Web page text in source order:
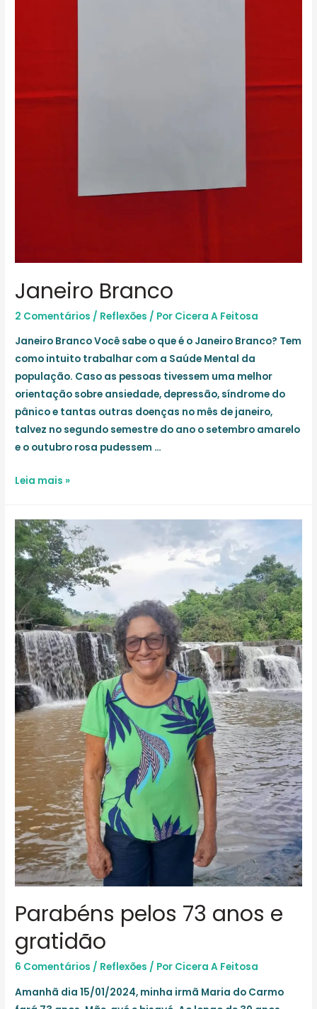
Janeiro Branco
2 Comentários / Reflexões / Por Cicera A Feitosa
Janeiro Branco Você sabe o que é o Janeiro Branco? Tem
como intuito trabalhar com a Saúde Mental da
população. Caso as pessoas tivessem uma melhor
orientação sobre ansiedade, depressão, síndrome do
pânico e tantas outras doenças no mês de janeiro,
talvez no segundo semestre do ano o setembro amarelo
e o outubro rosa pudessem …
Janeiro
Leia mais »
Parabéns pelos 73 anos e
gratidão
6 Comentários / Reflexões / Por Cicera A Feitosa
Amanhã dia 15/01/2024, minha irmã Maria do Carmo